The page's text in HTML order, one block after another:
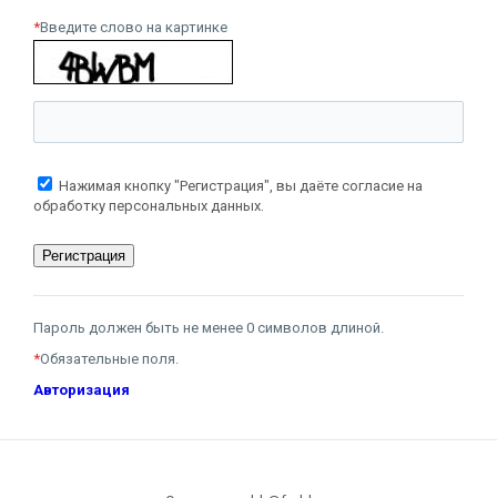
*Введите слово на картинке
Нажимая кнопку "Регистрация", вы даёте согласие на
обработку персональных данных.
Пароль должен быть не менее 0 символов длиной.
*Обязательные поля.
Авторизация